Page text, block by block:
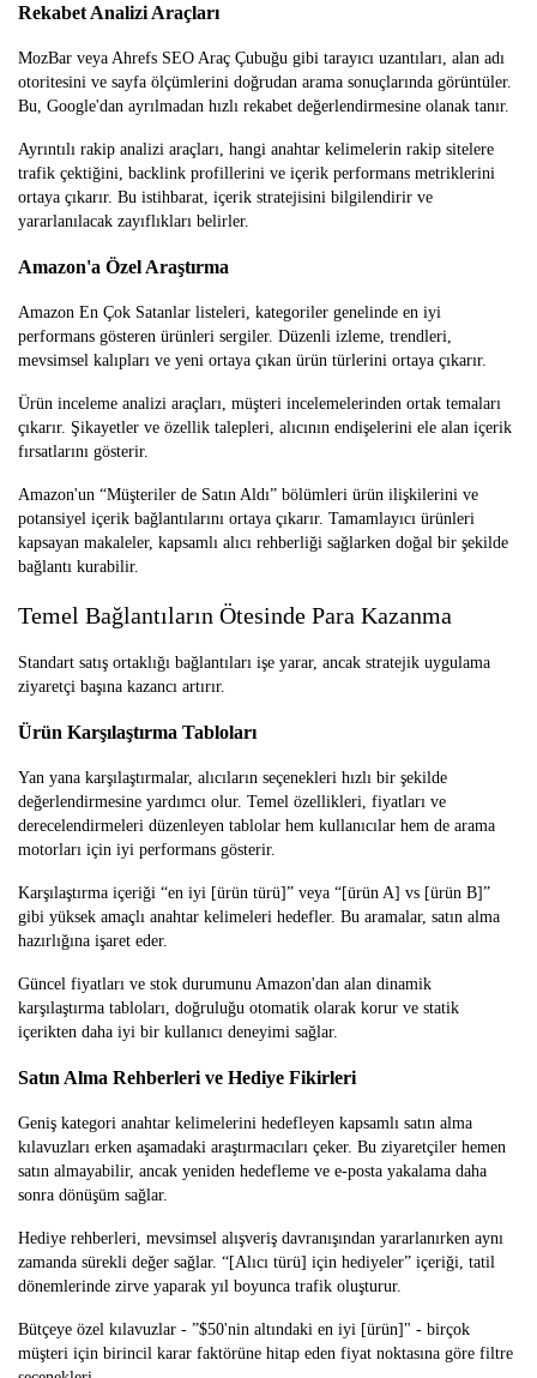
Rekabet Analizi Araçları
MozBar veya Ahrefs SEO Araç Çubuğu gibi tarayıcı uzantıları, alan adı
otoritesini ve sayfa ölçümlerini doğrudan arama sonuçlarında görüntüler.
Bu, Google'dan ayrılmadan hızlı rekabet değerlendirmesine olanak tanır.
Ayrıntılı rakip analizi araçları, hangi anahtar kelimelerin rakip sitelere
trafik çektiğini, backlink profillerini ve içerik performans metriklerini
ortaya çıkarır. Bu istihbarat, içerik stratejisini bilgilendirir ve
yararlanılacak zayıflıkları belirler.
Amazon'a Özel Araştırma
Amazon En Çok Satanlar listeleri, kategoriler genelinde en iyi
performans gösteren ürünleri sergiler. Düzenli izleme, trendleri,
mevsimsel kalıpları ve yeni ortaya çıkan ürün türlerini ortaya çıkarır.
Ürün inceleme analizi araçları, müşteri incelemelerinden ortak temaları
çıkarır. Şikayetler ve özellik talepleri, alıcının endişelerini ele alan içerik
fırsatlarını gösterir.
Amazon'un “Müşteriler de Satın Aldı” bölümleri ürün ilişkilerini ve
potansiyel içerik bağlantılarını ortaya çıkarır. Tamamlayıcı ürünleri
kapsayan makaleler, kapsamlı alıcı rehberliği sağlarken doğal bir şekilde
bağlantı kurabilir.
Temel Bağlantıların Ötesinde Para Kazanma
Standart satış ortaklığı bağlantıları işe yarar, ancak stratejik uygulama
ziyaretçi başına kazancı artırır.
Ürün Karşılaştırma Tabloları
Yan yana karşılaştırmalar, alıcıların seçenekleri hızlı bir şekilde
değerlendirmesine yardımcı olur. Temel özellikleri, fiyatları ve
derecelendirmeleri düzenleyen tablolar hem kullanıcılar hem de arama
motorları için iyi performans gösterir.
Karşılaştırma içeriği “en iyi [ürün türü]” veya “[ürün A] vs [ürün B]”
gibi yüksek amaçlı anahtar kelimeleri hedefler. Bu aramalar, satın alma
hazırlığına işaret eder.
Güncel fiyatları ve stok durumunu Amazon'dan alan dinamik
karşılaştırma tabloları, doğruluğu otomatik olarak korur ve statik
içerikten daha iyi bir kullanıcı deneyimi sağlar.
Satın Alma Rehberleri ve Hediye Fikirleri
Geniş kategori anahtar kelimelerini hedefleyen kapsamlı satın alma
kılavuzları erken aşamadaki araştırmacıları çeker. Bu ziyaretçiler hemen
satın almayabilir, ancak yeniden hedefleme ve e-posta yakalama daha
sonra dönüşüm sağlar.
Hediye rehberleri, mevsimsel alışveriş davranışından yararlanırken aynı
zamanda sürekli değer sağlar. “[Alıcı türü] için hediyeler” içeriği, tatil
dönemlerinde zirve yaparak yıl boyunca trafik oluşturur.
Bütçeye özel kılavuzlar - ”$50'nin altındaki en iyi [ürün]" - birçok
müşteri için birincil karar faktörüne hitap eden fiyat noktasına göre filtre